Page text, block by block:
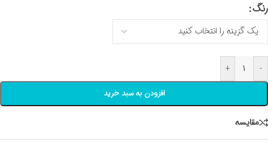
رنگ
-
+
افزودن به سبد خرید
مقايسه